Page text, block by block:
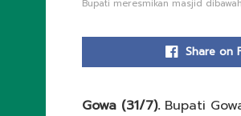
Bupati meresmikan masjid dibawah
Share on
Gowa (31/7).Bupati